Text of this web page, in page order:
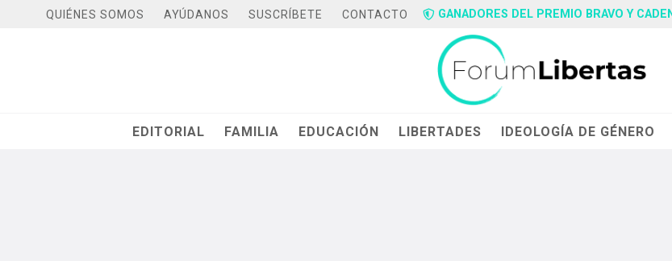
QUIÉNES SOMOS AYÚDANOS SUSCRÍBETE CONTACTO GANADORES DEL PREMIO BRAVO Y
EDITORIAL FAMILIA EDUCACIÓN LIBERTADES IDEOLOGÍA DE GÉNERO